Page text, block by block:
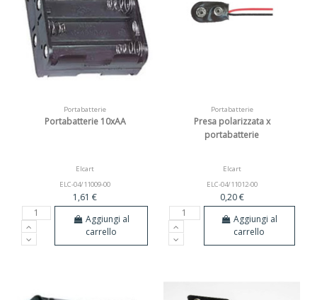
Portabatterie
Portabatterie 10xAA
Elcart
ELC-04/11009-00
1,61 €
Aggiungi al
carrello
Portabatterie
Presa polarizzata x
portabatterie
Elcart
ELC-04/11012-00
0,20 €
Aggiungi al
carrello